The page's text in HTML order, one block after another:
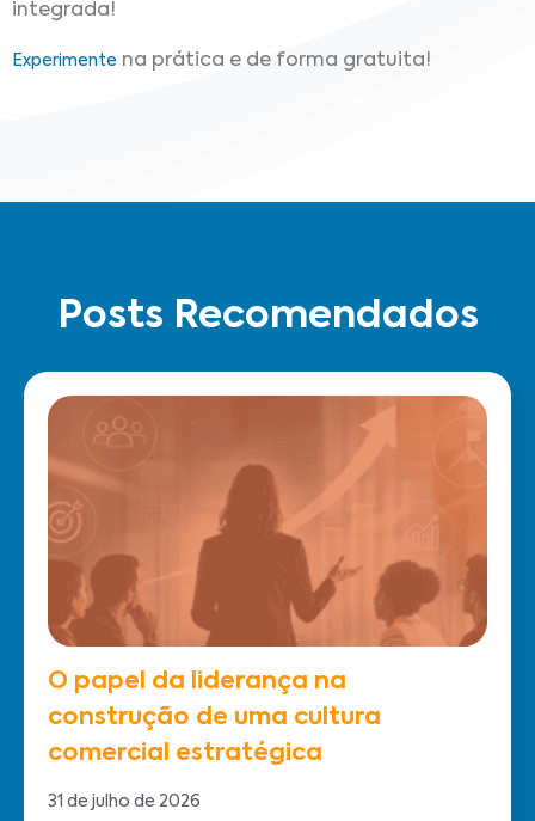
integrada!
Experimente na prática e de forma gratuita!
Posts Recomendados
O papel da liderança na
construção de uma cultura
comercial estratégica
31 de julho de 2026